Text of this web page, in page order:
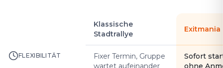
Klassische
Stadtrallye
Exitmania
FLEXIBILITÄT
Fixer Termin, Gruppe
wartet aufeinander
Sofort
ohne